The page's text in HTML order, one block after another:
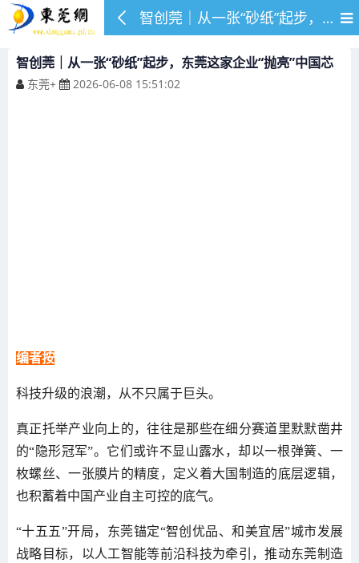
智创莞｜从一张“砂纸”起步，东莞这家企业“抛亮”中国芯
智创莞｜从一张“砂纸”起步，东莞这家企业“抛亮”中国芯
东莞+ 2026-06-08 15:51:02
编者按
科技升级的浪潮，从不只属于巨头。
真正托举产业向上的，往往是那些在细分赛道里默默凿井
的“隐形冠军”。它们或许不显山露水，却以一根弹簧、一
枚螺丝、一张膜片的精度，定义着大国制造的底层逻辑，
也积蓄着中国产业自主可控的底气。
“十五五”开局，东莞锚定“智创优品、和美宜居”城市发展
战略目标，以人工智能等前沿科技为牵引，推动东莞制造